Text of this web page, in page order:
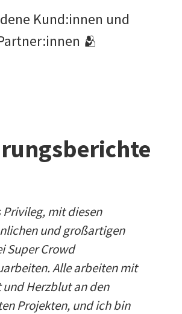
Kund:innen und
🫂
Privileg, mit diesen
und großartigen
Super Crowd
Alle arbeiten mit
Herzblut an den
Projekten, und ich bin